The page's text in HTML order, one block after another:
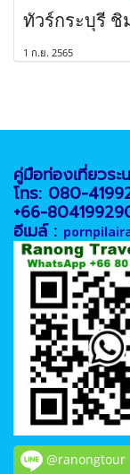
ทัวร์กระบุรี
1 ก.ย. 2565
คู่มือท่องเที่ยวระ
โทร: 080-
+66-
อีเมล์ :
@ranongtour